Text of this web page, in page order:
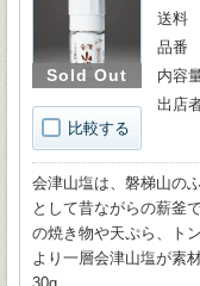
Sold Out
比較する
送料
品番
内容
出店
会津山塩は、磐梯山の
として昔ながらの薪釜
の焼き物や天ぷら、ト
より一層会津山塩が素